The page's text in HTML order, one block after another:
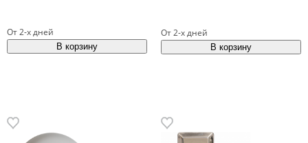
От 2-х дней От 2-х дней